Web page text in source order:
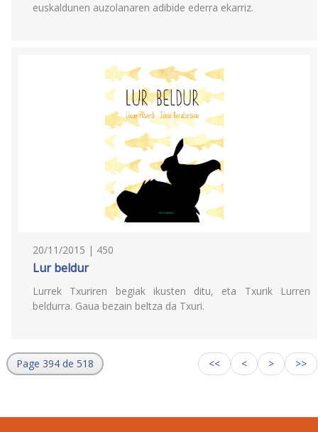
euskaldunen auzolanaren adibide ederra ekarriz.
20/11/2015 | 450
Lur beldur
Lurrek Txuriren begiak ikusten ditu, eta Txurik Lurren
beldurra. Gaua bezain beltza da Txuri.
Page 394 de 518 << < > >>